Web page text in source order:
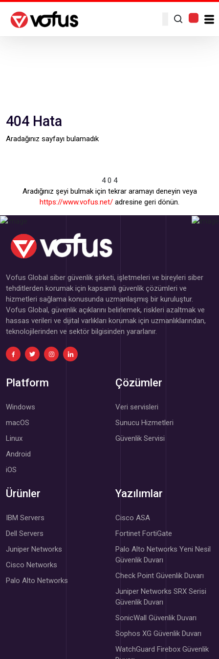
404 Hata
Aradağınız sayfayı bulamadık
4 0 4
Aradığınız şeyi bulmak için tekrar aramayı deneyin veya
https://www.vofus.net/ adresine geri dönün.
Vofus Global siber güvenlik şirketi, işletmeleri ve bireyleri siber
tehditlerden korumak için kapsamlı güvenlik çözümleri ve
hizmetleri sağlama konusunda uzmanlaşmış bir kuruluştur.
Vofus Global, güvenlik açıklarını belirlemek, riskleri azaltmak ve
hassas verileri ve dijital varlıkları korumak için uzmanlıklarından,
teknolojilerinden ve sektör bilgisinden yararlanır.
Platform
Windows
macOS
Linux
Android
iOS
Çözümler
Veri servisleri
Sunucu Hizmetleri
Güvenlik Servisi
Ürünler
IBM Servers
Dell Servers
Juniper Networks
Cisco Networks
Palo Alto Networks
Yazılımlar
Cisco ASA
Fortinet FortiGate
Palo Alto Networks Yeni Nesil
Güvenlik Duvarı
Check Point Güvenlik Duvarı
Juniper Networks SRX Serisi
Güvenlik Duvarı
SonicWall Güvenlik Duvarı
Sophos XG Güvenlik Duvarı
WatchGuard Firebox Güvenlik